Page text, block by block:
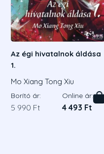
Az égi hivatalnok áldása
1.
Mo Xiang Tong Xiu
Borító ár:
5 990 Ft
Online ár:
4 493 Ft